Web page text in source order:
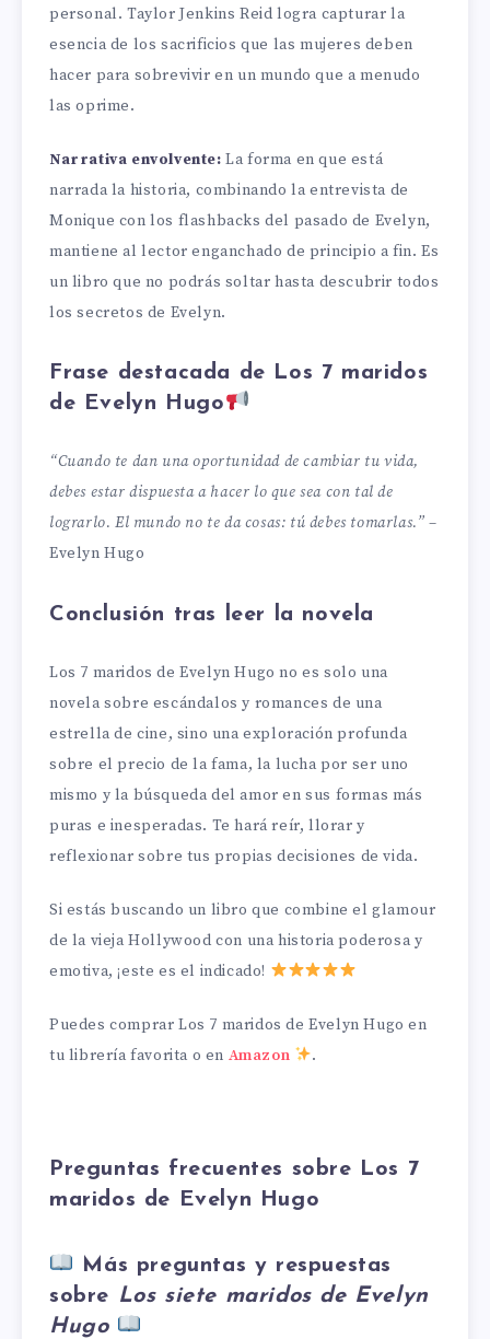
personal. Taylor Jenkins Reid logra capturar la
esencia de los sacrificios que las mujeres deben
hacer para sobrevivir en un mundo que a menudo
las oprime.
Narrativa envolvente: La forma en que está
narrada la historia, combinando la entrevista de
Monique con los flashbacks del pasado de Evelyn,
mantiene al lector enganchado de principio a fin. Es
un libro que no podrás soltar hasta descubrir todos
los secretos de Evelyn.
Frase destacada de Los 7 maridos
de Evelyn Hugo
“Cuando te dan una oportunidad de cambiar tu vida,
debes estar dispuesta a hacer lo que sea con tal de
lograrlo. El mundo no te da cosas: tú debes tomarlas.” –
Evelyn Hugo
Conclusión tras leer la novela
Los 7 maridos de Evelyn Hugo no es solo una
novela sobre escándalos y romances de una
estrella de cine, sino una exploración profunda
sobre el precio de la fama, la lucha por ser uno
mismo y la búsqueda del amor en sus formas más
puras e inesperadas. Te hará reír, llorar y
reflexionar sobre tus propias decisiones de vida.
Si estás buscando un libro que combine el glamour
de la vieja Hollywood con una historia poderosa y
emotiva, ¡este es el indicado!
Puedes comprar Los 7 maridos de Evelyn Hugo en
tu librería favorita o en Amazon .
Preguntas frecuentes sobre Los 7
maridos de Evelyn Hugo
Más preguntas y respuestas
sobre Los siete maridos de Evelyn
Hugo